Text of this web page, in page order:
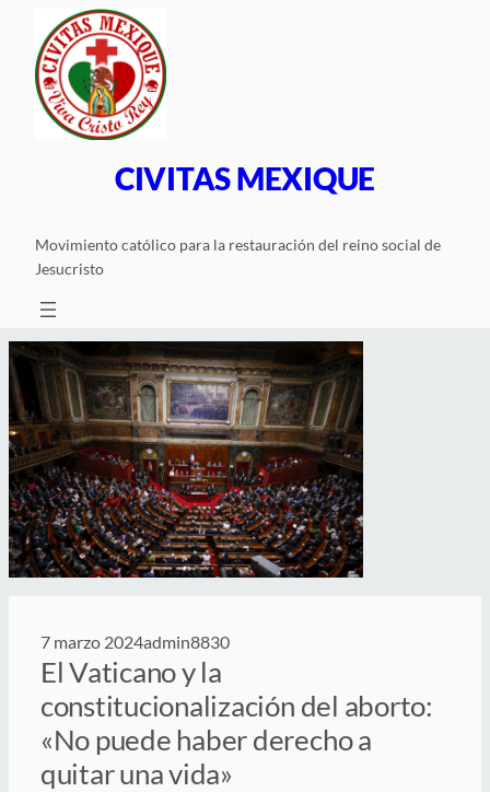
contenido
CIVITAS MEXIQUE
Movimiento católico para la restauración del reino social de
Jesucristo
7 marzo 2024admin8830
El Vaticano y la
constitucionalización del aborto:
«No puede haber derecho a
quitar una vida»